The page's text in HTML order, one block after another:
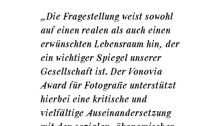
„Die Fragestellung weist sowohl
auf einen realen als auch einen
erwünschten Lebensraum hin, der
ein wichtiger Spiegel unserer
Gesellschaft ist. Der Vonovia
Award für Fotografie unterstützt
hierbei eine kritische und
vielfältige Auseinandersetzung